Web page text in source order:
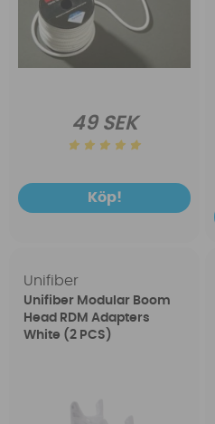
49 SEK
Köp!
Unifiber
Unifiber Modular Boom
Head RDM Adapters
White (2 PCS)